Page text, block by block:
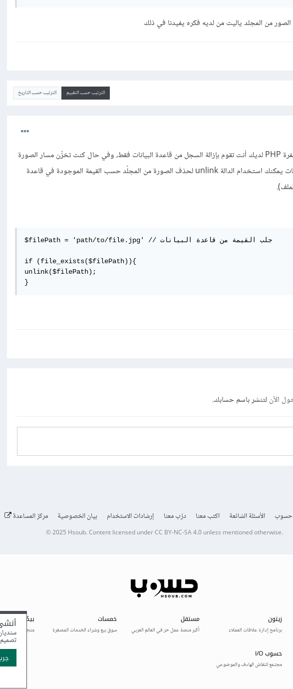
من المجلد ياليت من لديه فكره يفيدنا في ذلك
الترتيب حسب التقييم الترتيب حسب التاريخ
ضمن الجزء الخاص بشيفرة PHP لديك أنت تقوم بإزالة السجل من قاعدة البيانات فقط، وفي حال كنت تخزّن مسار الصورة
ضمن سجل قاعدة البيانات يمكنك استخدام الدالة unlink لحذف الصورة من المجلّد حسب القيمة الموجودة في قاعدة
$filePath = 'path/to/file.jpg' // جلب القيمة من قاعدة البيانات
if (file_exists($filePath)){
unlink($filePath);
}
الآنلتنشر باسم حسابك.
حسوب الأسئلة الشائعة اكتب معنا درّب معنا إرشادات الاستخدام بيان الخصوصية مركز المساعدة
© 2025 Hsoub.Content licensed underCC BY-NC-SA 4.0unless mentioned otherwise.